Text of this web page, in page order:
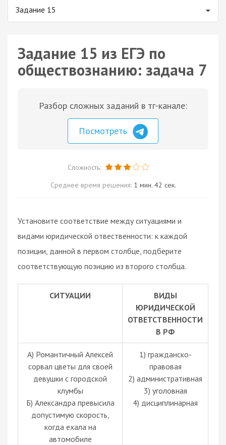
Задание 15
Задание 15 из ЕГЭ по
обществознанию: задача 7
Разбор сложных заданий в тг-канале:
Посмотреть
Сложность:
Среднее время решения: 1 мин. 42 сек.
Установите соответствие между ситуациями и
видами юридической отвественности: к каждой
позиции, данной в первом столбце, подберите
соответствующую позицию из второго столбца.
СИТУАЦИИ
ВИДЫ
ЮРИДИЧЕСКОЙ
ОТВЕТСТВЕННОСТИ
В РФ
А) Романтичный Алексей
сорвал цветы для своей
девушки с городской
клумбы
Б) Александра превысила
допустимую скорость,
когда ехала на
автомобиле
1) гражданско-
правовая
2) административная
3) уголовная
4) дисциплинарная